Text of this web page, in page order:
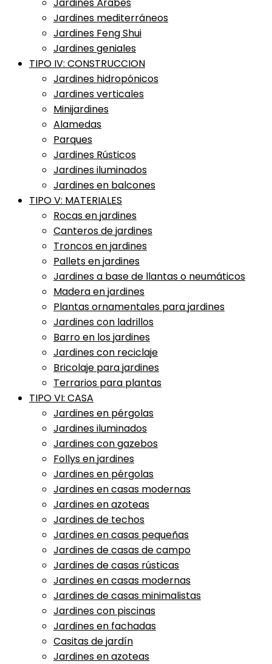
Jardines mediterráneos
Jardines Feng Shui
Jardines geniales
TIPO IV: CONSTRUCCION
Jardines hidropónicos
Jardines verticales
Minijardines
Alamedas
Parques
Jardines Rústicos
Jardines iluminados
Jardines en balcones
TIPO V: MATERIALES
Rocas en jardines
Canteros de jardines
Troncos en jardines
Pallets en jardines
Jardines a base de llantas o neumáticos
Madera en jardines
Plantas ornamentales para jardines
Jardines con ladrillos
Barro en los jardines
Jardines con reciclaje
Bricolaje para jardines
Terrarios para plantas
TIPO VI: CASA
Jardines en pérgolas
Jardines iluminados
Jardines con gazebos
Follys en jardines
Jardines en pérgolas
Jardines en casas modernas
Jardines en azoteas
Jardines de techos
Jardines en casas pequeñas
Jardines de casas de campo
Jardines de casas rústicas
Jardines en casas modernas
Jardines de casas minimalistas
Jardines con piscinas
Jardines en fachadas
Casitas de jardín
Jardines en azoteas